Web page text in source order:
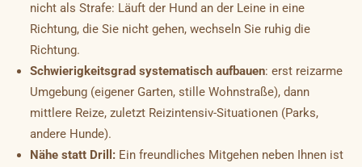
nicht als Strafe: Läuft der Hund an der Leine in eine
Richtung, die Sie nicht gehen, wechseln Sie ruhig die
Richtung.
Schwierigkeitsgrad systematisch aufbauen: erst reizarme
Umgebung (eigener Garten, stille Wohnstraße), dann
mittlere Reize, zuletzt Reizintensiv-Situationen (Parks,
andere Hunde).
Nähe statt Drill: Ein freundliches Mitgehen neben Ihnen ist